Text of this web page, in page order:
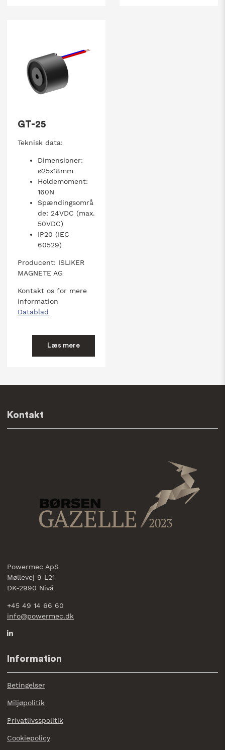
GT-25
Teknisk data:
Dimensioner:
ø25x18mm
Holdemoment:
160N
Spændingsområ
de: 24VDC (max.
50VDC)
IP20 (IEC
60529)
Producent: ISLIKER
MAGNETE AG
Kontakt os for mere
information
Datablad
Læs mere
Kontakt
Powermec ApS
Møllevej 9 L21
DK-2990 Nivå
+45 49 14 66 60
info@powermec.dk
Information
Betingelser
Miljøpolitik
Privatlivsspolitik
Cookiepolicy